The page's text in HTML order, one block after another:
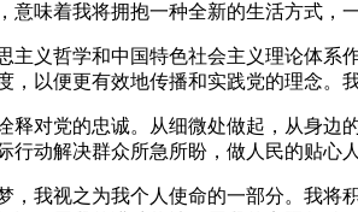
意味着我将拥抱一种全新的生活方式，
主义哲学和中国特色社会主义理论体
，以便更有效地传播和实践党的理念。
释对党的忠诚。从细微处做起，从身
行动解决群众所急所盼，做人民的贴
，我视之为我个人使命的一部分。我